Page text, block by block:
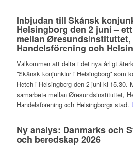
Inbjudan till Skånsk
Helsingborg den 2 juni –
mellan
Handelsförening och
Välkommen att delta i det nya årligt
”Skånsk konjunktur i Helsingborg” som
Hetch i Helsingborg den 2 juni kl 15.30.
samarbete mellan Øresundsinstituttet,
Handelsförening och Helsingborgs stad.
Ny analys: Danmarks och
och beredskap 2026